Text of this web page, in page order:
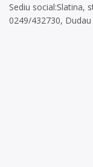
Sediu social:Slatina,
0249/432730,